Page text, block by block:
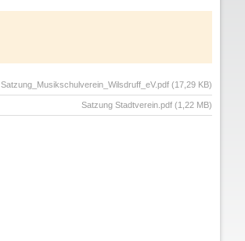
Satzung_Musikschulverein_Wilsdruff_eV.pdf (17,29 KB)
Satzung Stadtverein.pdf (1,22 MB)